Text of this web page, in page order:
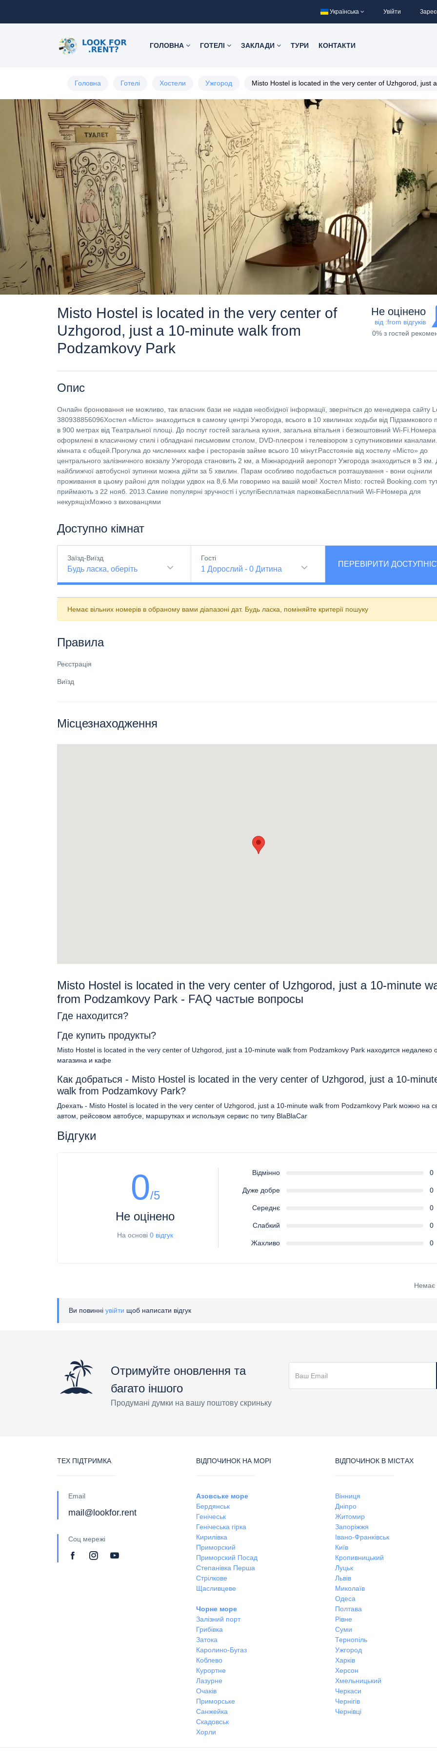
Українська Увійти
ГОЛОВНА ГОТЕЛІ ЗАКЛАДИ ТУРИ КОНТАКТИ
Головна Готелі Хостели Ужгород Misto Hostel is located in the very center of Uzhgorod, just
Misto Hostel is located in the very center of
Uzhgorod, just a 10-minute walk from
Podzamkovy Park
Не оцінено
від :from відгуків
0% з гостей
Опис
Онлайн бронювання не можливо, так власник бази не надав необхідної інформації, зверніться до менеджера сайту
380938856096Хостел «Місто» знаходиться в самому центрі Ужгорода, всього в 10 хвилинах ходьби від Підзамкового
в 900 метрах від Театральної площі. До послуг гостей загальна кухня, загальна вітальня і безкоштовний Wi-Fi.Номера
оформлені в класичному стилі і обладнані письмовим столом, DVD-плеєром і телевізором з супутниковими
кімната є общей.Прогулка до численних кафе і ресторанів займе всього 10 мінут.Расстояніе від хостелу «Місто» до
центрального залізничного вокзалу Ужгорода становить 2 км, а Міжнародний аеропорт Ужгорода знаходиться в 3 км.
найближчої автобусної зупинки можна дійти за 5 хвилин. Парам особливо подобається розташування - вони оцінили
проживання в цьому районі для поїздки удвох на 8,6.Ми говоримо на вашій мові! Хостел Misto: гостей Booking.com
приймають з 22 нояб. 2013.Самие популярні зручності і услугіБесплатная парковкаБесплатний Wi-FiНомера для
некурящіхМожно з вихованцями
Доступно кімнат
Заїзд-Виїзд
Будь ласка, оберіть
Гості
1Дорослий -0Дитина
ПЕРЕВІРИТИ
Немає вільних номерів в обраному вами діапазоні дат. Будь ласка, поміняйте критерії пошуку
Правила
Реєстрація
Виїзд
Місцезнаходження
Misto Hostel is located in the very center of Uzhgorod, just a 10-minute
from Podzamkovy Park - FAQ частые вопросы
Где находится?
Где купить продукты?
Misto Hostel is located in the very center of Uzhgorod, just a 10-minute walk from Podzamkovy Park находится недалеко
магазина и кафе
Как добраться - Misto Hostel is located in the very center of Uzhgorod, just a 10-
walk from Podzamkovy Park?
Доехать - Misto Hostel is located in the very center of Uzhgorod, just a 10-minute walk from Podzamkovy Park можно на
автом, рейсовом автобусе, маршрутках и используя сервис по типу BlaBlaCar
Відгуки
0/5
Не оцінено
На основі0 відгук
Відмінно 0
Дуже добре 0
Середнє 0
Слабкий 0
Жахливо 0
Немає
Ви повинні увійти щоб написати відгук
Отримуйте оновлення та
багато іншого
Продумані думки на вашу поштову скриньку
ТЕХ ПІДТРИМКА
Email
mail@lookfor.rent
Соц мережі
ВІДПОЧИНОК НА МОРІ
Азовське море
Бердянськ
Генічеськ
Генічеська гірка
Кирилівка
Приморский
Приморский Посад
Степанівка Перша
Стрілкове
Щасливцеве
Чорне море
Залізний порт
Грибівка
Затока
Каролино-Бугаз
Коблево
Курортне
Лазурне
Очаків
Приморське
Санжейка
Скадовськ
Хорли
ВІДПОЧИНОК В МІСТАХ
Вінниця
Дніпро
Житомир
Запоріжжя
Івано-Франківськ
Київ
Кропивницький
Луцьк
Львів
Миколаїв
Одеса
Полтава
Рівне
Суми
Тернопіль
Ужгород
Харків
Херсон
Хмельницький
Черкаси
Чернігів
Чернівці